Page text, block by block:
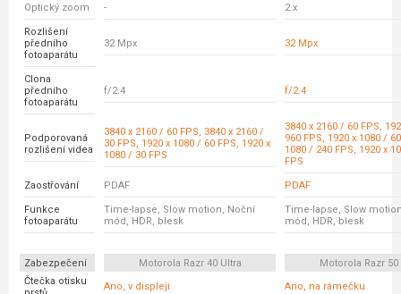
Optický zoom - 2 x
Rozlišení
předního
fotoaparátu
32 Mpx 32 Mpx
Clona
předního
fotoaparátu
f/2.4 f/2.4
Podporovaná
rozlišení videa
3840 x 2160 / 60 FPS, 3840 x 2160 /
30 FPS, 1920 x 1080 / 60 FPS, 1920 x
1080 / 30 FPS
3840 x 2160 / 60 FPS,
960 FPS, 1920 x 1080 /
1080 / 240 FPS, 1920 x
FPS
Zaostřování PDAF PDAF
Funkce
fotoaparátu
Time-lapse, Slow motion, Noční
mód, HDR, blesk
Time-lapse, Slow
mód, HDR, blesk
Zabezpečení Motorola Razr 40 Ultra
Motorola Razr 50
Čtečka otisku
Ano, v displeji Ano, na rámečku